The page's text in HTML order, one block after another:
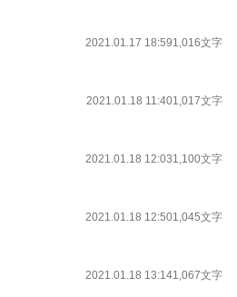
2021.01.17 18:591,016文字
2021.01.18 11:401,017文字
2021.01.18 12:031,100文字
2021.01.18 12:501,045文字
2021.01.18 13:141,067文字